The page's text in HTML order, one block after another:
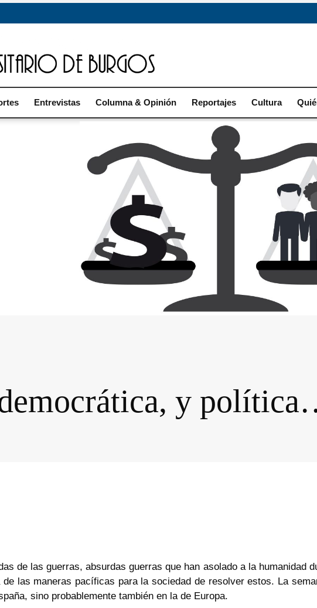
Entrevistas Columna & Opinión Reportajes Cultura
y
de las guerras, absurdas guerras que han asolado a la humanidad
las maneras pacíficas para la sociedad de resolver estos. La
sino probablemente también en la de Europa.